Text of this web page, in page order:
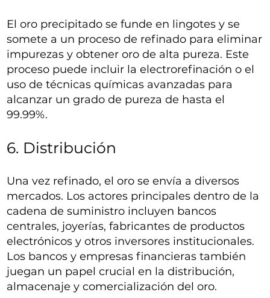
El oro precipitado se funde en lingotes y se
somete a un proceso de refinado para eliminar
impurezas y obtener oro de alta pureza. Este
proceso puede incluir la electrorefinación o el
uso de técnicas químicas avanzadas para
alcanzar un grado de pureza de hasta el
99.99%.
6. Distribución
Una vez refinado, el oro se envía a diversos
mercados. Los actores principales dentro de la
cadena de suministro incluyen bancos
centrales, joyerías, fabricantes de productos
electrónicos y otros inversores institucionales.
Los bancos y empresas financieras también
juegan un papel crucial en la distribución,
almacenaje y comercialización del oro.